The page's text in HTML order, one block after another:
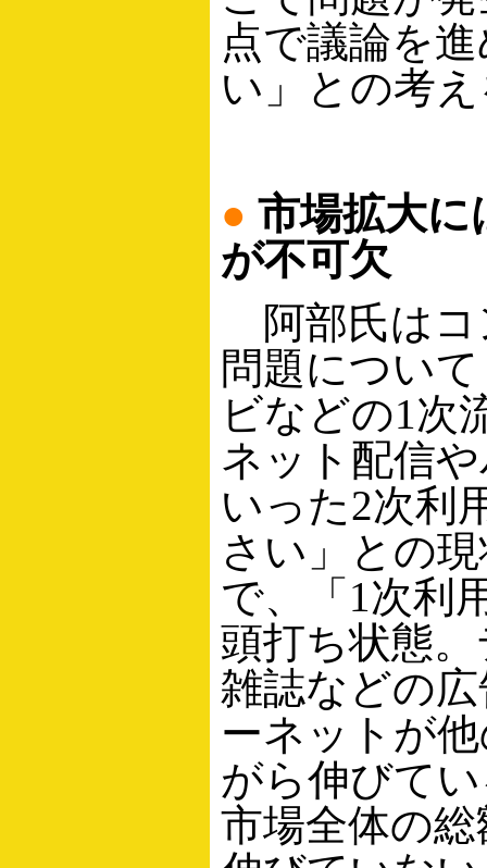
点で議論を
い」との考
● 市場拡大に
が不可欠
阿部氏はコ
問題につい
ビなどの1次
ネット配信
いった2次利
さい」との
で、「1次利
頭打ち状態
雑誌などの
ーネットが
がら伸びて
市場全体の